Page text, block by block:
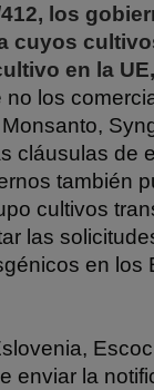
los
cuyos
en la UE,
los
cláusulas de
también
cultivos
las
en los
enviar la